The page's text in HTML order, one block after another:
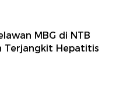
MBG di NTB
Terjangkit Hepatitis